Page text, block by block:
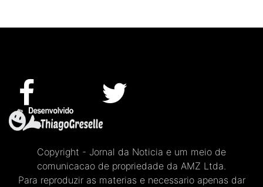
Copyright - Jornal da Noticia e um meio de
comunicacao de propriedade da AMZ Ltda.
Para reproduzir as materias e necessario apenas dar